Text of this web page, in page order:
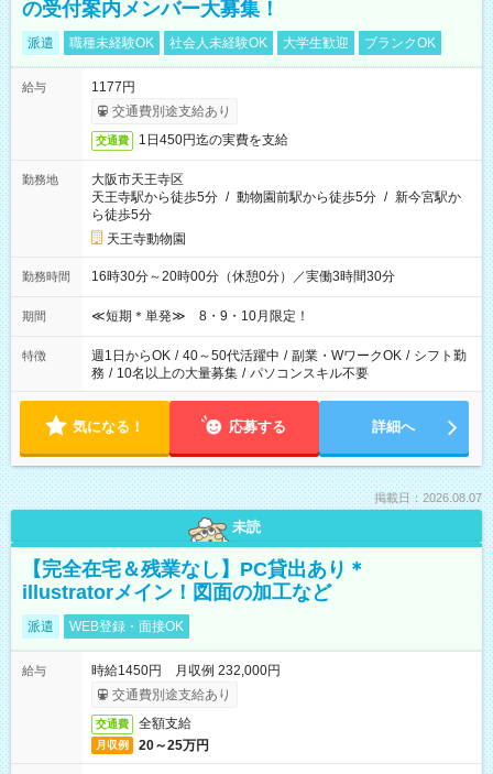
の受付案内メンバー大募集！
派遣 職種未経験OK 社会人未経験OK 大学生歓迎 ブランクOK
給与
1177円
交通費別途支給あり
交通費 1日450円迄の実費を支給
勤務地
大阪市天王寺区
天王寺駅から徒歩5分 / 動物園前駅から徒歩5分 / 新今宮駅か
ら徒歩5分
天王寺動物園
勤務時間 16時30分～20時00分（休憩0分）／実働3時間30分
期間 ≪短期＊単発≫ 8・9・10月限定！
特徴 週1日からOK / 40～50代活躍中 / 副業・WワークOK / シフト勤
務 / 10名以上の大量募集 / パソコンスキル不要
気になる！ 応募する 詳細へ
掲載日：2026.08.07
未読
【完全在宅＆残業なし】PC貸出あり＊
illustratorメイン！図面の加工など
派遣 WEB登録・面接OK
給与
時給1450円 月収例 232,000円
交通費別途支給あり
交通費 全額支給
月収例 20～25万円